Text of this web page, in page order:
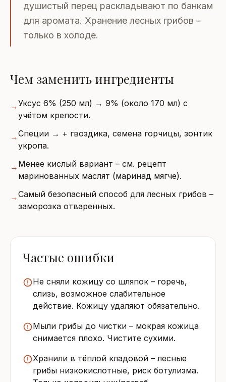
душистый перец раскладывают по банкам
для аромата. Хранение лесных грибов –
только в холоде.
Чем заменить ингредиенты
→Уксус 6% (250 мл) → 9% (около 170 мл) с
учётом крепости.
→Специи → + гвоздика, семена горчицы, зонтик
укропа.
→ Менее кислый вариант – см. рецепт
маринованных маслят (маринад мягче).
→Самый безопасный способ для лесных грибов –
заморозка отваренных.
Частые ошибки
Не сняли кожицу со шляпок – горечь,
слизь, возможное слабительное
действие. Кожицу удаляют обязательно.
Мыли грибы до чистки – мокрая кожица
снимается плохо. Чистите сухими.
Хранили в тёплой кладовой – лесные
грибы низкокислотные, риск ботулизма.